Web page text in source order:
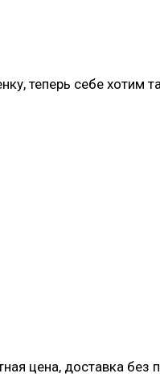
теперь себе хотим
цена, доставка без